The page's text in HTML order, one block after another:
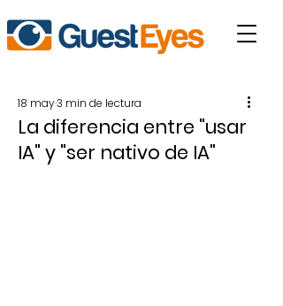
La diferencia entre "usar
IA" y "ser nativo de IA"
18 may3 min de lectura